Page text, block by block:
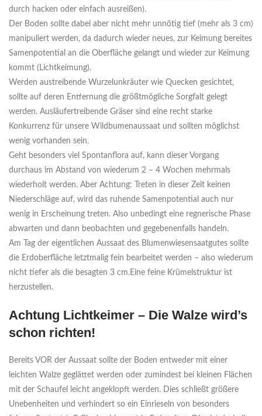
durch hacken oder einfach ausreißen).
Der Boden sollte dabei aber nicht mehr unnötig tief (mehr als 3 cm)
manipuliert werden, da dadurch wieder neues, zur Keimung bereites
Samenpotential an die Oberfläche gelangt und wieder zur Keimung
kommt (Lichtkeimung).
Werden austreibende Wurzelunkräuter wie Quecken gesichtet,
sollte auf deren Entfernung die größtmögliche Sorgfalt gelegt
werden. Ausläufertreibende Gräser sind eine recht starke
Konkurrenz für unsere Wildbumenaussaat und sollten möglichst
wenig vorhanden sein.
Geht besonders viel Spontanflora auf, kann dieser Vorgang
durchaus im Abstand von wiederum 2 – 4 Wochen mehrmals
wiederholt werden. Aber Achtung: Treten in dieser Zeit keinen
Niederschläge auf, wird das ruhende Samenpotential auch nur
wenig in Erscheinung treten. Also unbedingt eine regnerische Phase
abwarten und dann beobachten und gegebenenfalls handeln.
Am Tag der eigentlichen Aussaat des Blumenwiesensaatgutes sollte
die Erdoberfläche letztmalig fein bearbeitet werden – also wiederum
nicht tiefer als die besagten 3 cm.Eine feine Krümelstruktur ist
herzustellen.
Achtung Lichtkeimer – Die Walze wird’s
schon richten!
Bereits VOR der Aussaat sollte der Boden entweder mit einer
leichten Walze geglättet werden oder zumindest bei kleinen Flächen
mit der Schaufel leicht angeklopft werden. Dies schließt größere
Unebenheiten und verhindert so ein Einrieseln von besonders